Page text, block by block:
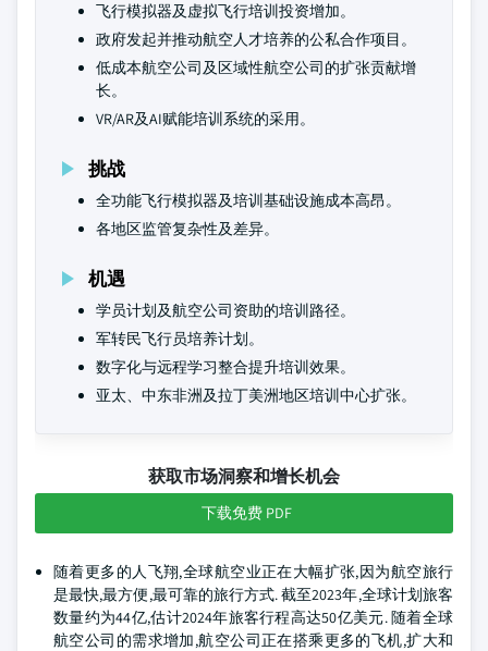
飞行模拟器及虚拟飞行培训投资增加。
政府发起并推动航空人才培养的公私合作项目。
低成本航空公司及区域性航空公司的扩张贡献增
长。
VR/AR及AI赋能培训系统的采用。
挑战
全功能飞行模拟器及培训基础设施成本高昂。
各地区监管复杂性及差异。
机遇
学员计划及航空公司资助的培训路径。
军转民飞行员培养计划。
数字化与远程学习整合提升培训效果。
亚太、中东非洲及拉丁美洲地区培训中心扩张。
获取市场洞察和增长机会
下载免费 PDF
随着更多的人飞翔,全球航空业正在大幅扩张,因为航空旅行
是最快,最方便,最可靠的旅行方式. 截至2023年,全球计划旅客
数量约为44亿,估计2024年旅客行程高达50亿美元. 随着全球
航空公司的需求增加,航空公司正在搭乘更多的飞机,扩大和